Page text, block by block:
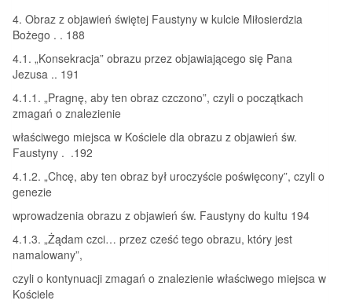
4. Obraz z objawień świętej Faustyny w kulcie Miłosierdzia
Bożego . . 188
4.1. „Konsekracja” obrazu przez objawiającego się Pana
Jezusa .. 191
4.1.1. „Pragnę, aby ten obraz czczono”, czyli o początkach
zmagań o znalezienie
właściwego miejsca w Kościele dla obrazu z objawień św.
Faustyny . .192
4.1.2. „Chcę, aby ten obraz był uroczyście poświęcony”, czyli o
genezie
wprowadzenia obrazu z objawień św. Faustyny do kultu 194
4.1.3. „Żądam czci… przez cześć tego obrazu, który jest
namalowany”,
czyli o kontynuacji zmagań o znalezienie właściwego miejsca w
Kościele